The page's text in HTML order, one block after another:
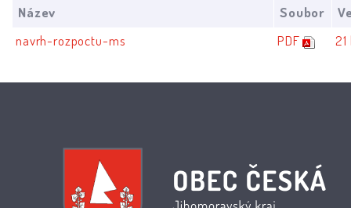
Název Soubor
navrh-rozpoctu-ms
PDF 21